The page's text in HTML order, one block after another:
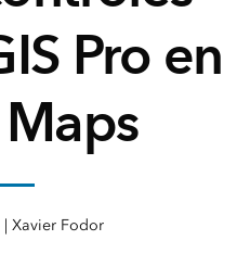
Pro en
Xavier Fodor